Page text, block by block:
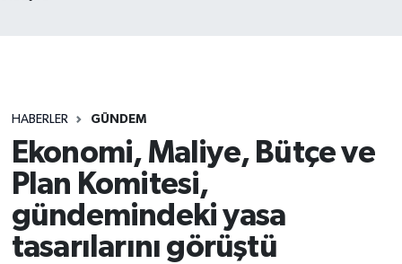
HABERLER GÜNDEM
Ekonomi, Maliye, Bütçe ve
Plan Komitesi,
gündemindeki yasa
tasarılarını görüştü